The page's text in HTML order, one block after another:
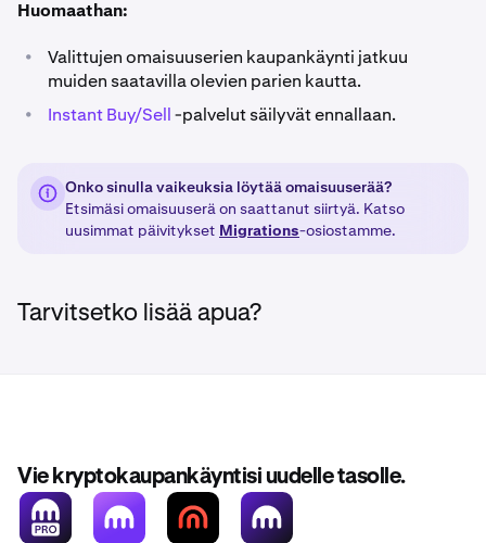
Huomaathan:
•
Valittujen omaisuuserien kaupankäynti jatkuu
muiden saatavilla olevien parien kautta.
• Instant Buy/Sell-palvelut säilyvät ennallaan.
Onko sinulla vaikeuksia löytää omaisuuserää?
Etsimäsi omaisuuserä on saattanut siirtyä. Katso
uusimmat päivitykset Migrations-osiostamme.
Tarvitsetko lisää apua?
Vie kryptokaupankäyntisi uudelle tasolle.